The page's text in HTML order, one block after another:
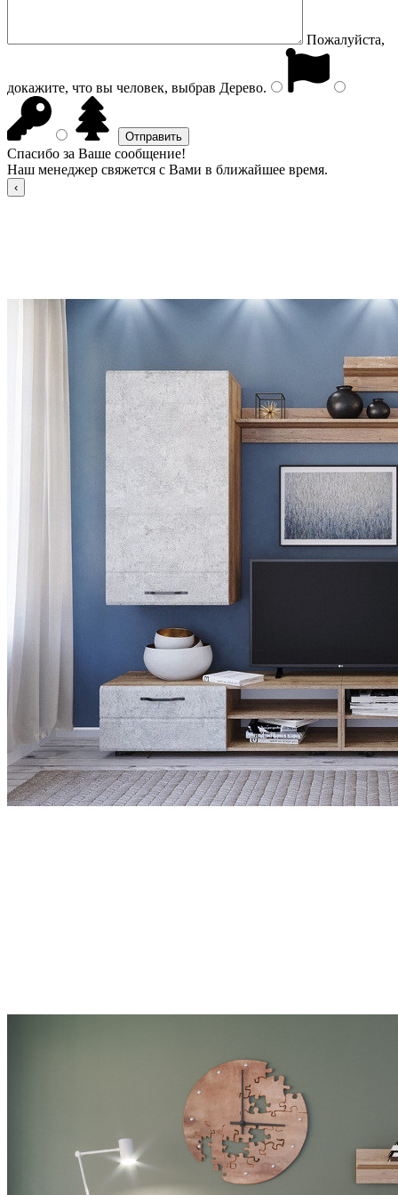
Пожалуйста,
докажите, что вы человек, выбрав Дерево.
Спасибо за Ваше сообщение!
Наш менеджер свяжется с Вами в ближайшее время.